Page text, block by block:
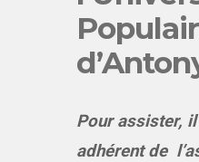
Pour assister,
adhérent de